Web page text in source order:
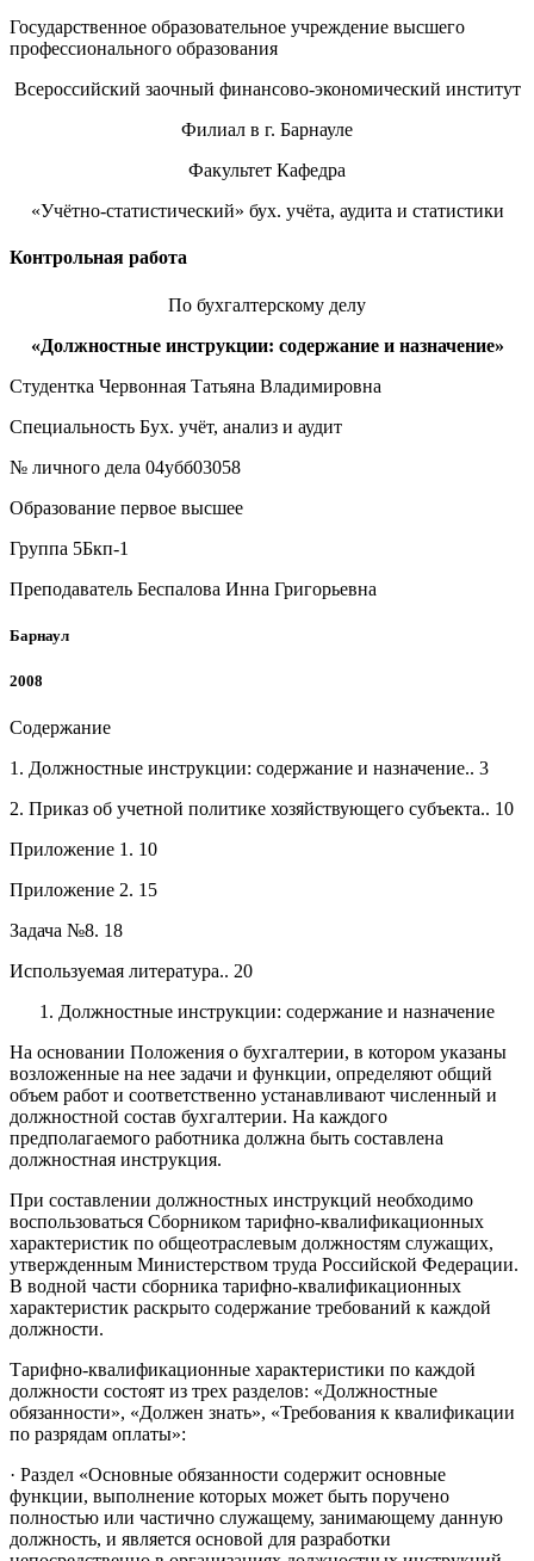
Государственное образовательное учреждение высшего
профессионального образования
Всероссийский заочный финансово-экономический институт
Филиал в г. Барнауле
Факультет Кафедра
«Учётно-статистический» бух. учёта, аудита и статистики
Контрольная работа
По бухгалтерскому делу
«Должностные инструкции: содержание и назначение»
Студентка Червонная Татьяна Владимировна
Специальность Бух. учёт, анализ и аудит
№ личного дела 04убб03058
Образование первое высшее
Группа 5Бкп-1
Преподаватель Беспалова Инна Григорьевна
Барнаул
2008
Содержание
1. Должностные инструкции: содержание и назначение.. 3
2. Приказ об учетной политике хозяйствующего субъекта.. 10
Приложение 1. 10
Приложение 2. 15
Задача №8. 18
Используемая литература.. 20
1. Должностные инструкции: содержание и назначение
На основании Положения о бухгалтерии, в котором указаны
возложенные на нее задачи и функции, определяют общий
объем работ и соответственно устанавливают численный и
должностной состав бухгалтерии. На каждого
предполагаемого работника должна быть составлена
должностная инструкция.
При составлении должностных инструкций необходимо
воспользоваться Сборником тарифно-квалификационных
характеристик по общеотраслевым должностям служащих,
утвержденным Министерством труда Российской Федерации.
В водной части сборника тарифно-квалификационных
характеристик раскрыто содержание требований к каждой
должности.
Тарифно-квалификационные характеристики по каждой
должности состоят из трех разделов: «Должностные
обязанности», «Должен знать», «Требования к квалификации
по разрядам оплаты»:
· Раздел «Основные обязанности содержит основные
функции, выполнение которых может быть поручено
полностью или частично служащему, занимающему данную
должность, и является основой для разработки